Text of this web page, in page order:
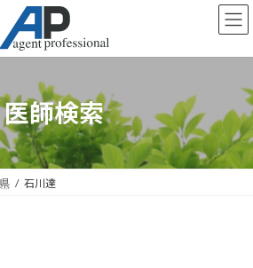
医師検索
石川達